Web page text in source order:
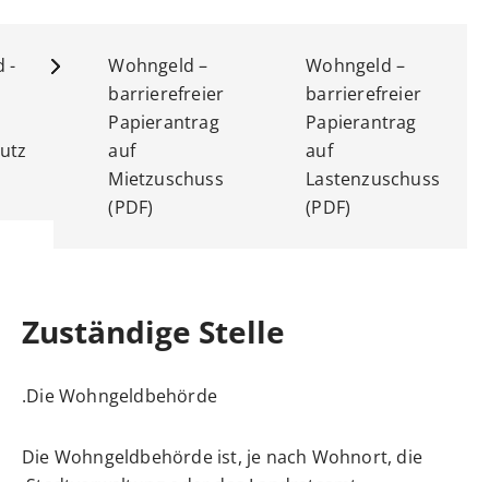
Wohngeld –
verkürzter
Lastenzuschuss
Wohngeld –
verkürzter
Weiterleistungsantrag
Mietzuschuss (PDF)